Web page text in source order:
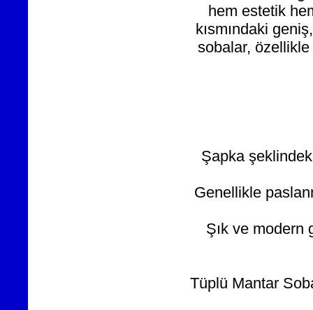
hem estetik
kısmındaki
sobalar,
Şapka
Genellikle
Şık ve modern
Tüplü Mantar